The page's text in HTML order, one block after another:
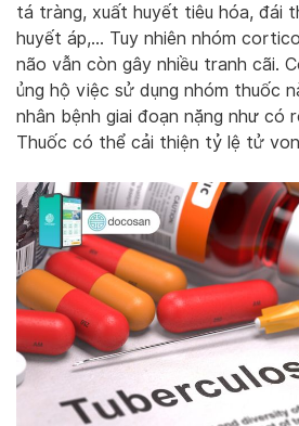
tá tràng, xuất huyết tiêu hóa, đái
huyết áp,… Tuy nhiên nhóm
não vẫn còn gây nhiều tranh cãi.
ủng hộ việc sử dụng nhóm thuốc
nhân bệnh giai đoạn nặng như có
Thuốc có thể cải thiện tỷ lệ tử